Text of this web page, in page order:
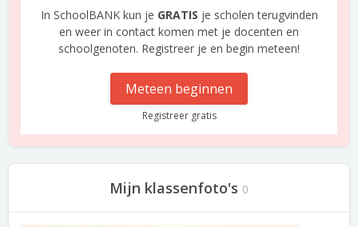
In SchoolBANK kun je GRATIS je scholen terugvinden
en weer in contact komen met je docenten en
schoolgenoten. Registreer je en begin meteen!
Meteen beginnen
Registreer gratis
Mijn klassenfoto's 0